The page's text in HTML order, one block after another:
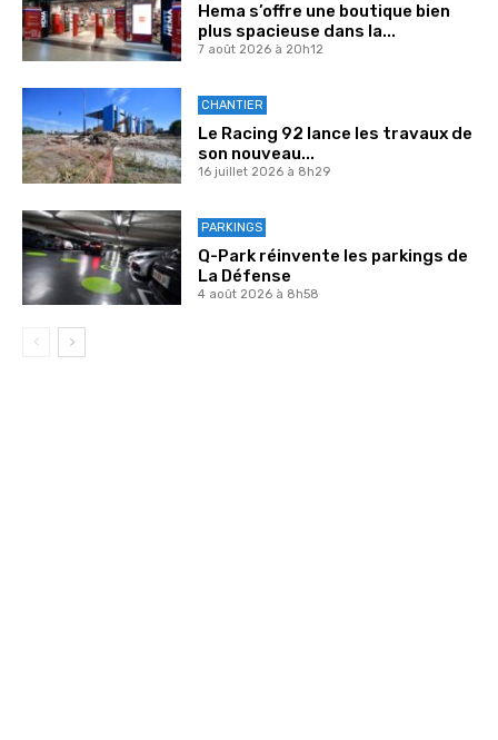
Hema s’offre une boutique bien
plus spacieuse dans la...
7 août 2026 à 20h12
CHANTIER
Le Racing 92 lance les travaux de
son nouveau...
16 juillet 2026 à 8h29
PARKINGS
Q-Park réinvente les parkings de
La Défense
4 août 2026 à 8h58